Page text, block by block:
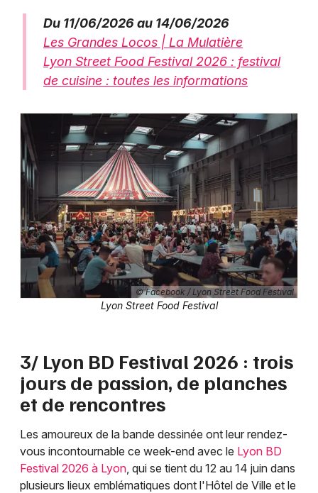
Du 11/06/2026 au 14/06/2026
Les Grandes Locos | La Mulatière
Lyon Street Food Festival 2026 : festival
de cuisine : toutes les informations
© Facebook / Lyon Street Food Festival
Lyon Street Food Festival
3/ Lyon BD Festival 2026 : trois
jours de passion, de planches
et de rencontres
Les amoureux de la bande dessinée ont leur rendez-
vous incontournable ce week-end avec le Lyon BD
Festival 2026 à Lyon , qui se tient du 12 au 14 juin dans
plusieurs lieux emblématiques dont l'Hôtel de Ville et le